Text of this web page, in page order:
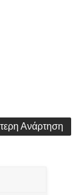
Ανάρτηση